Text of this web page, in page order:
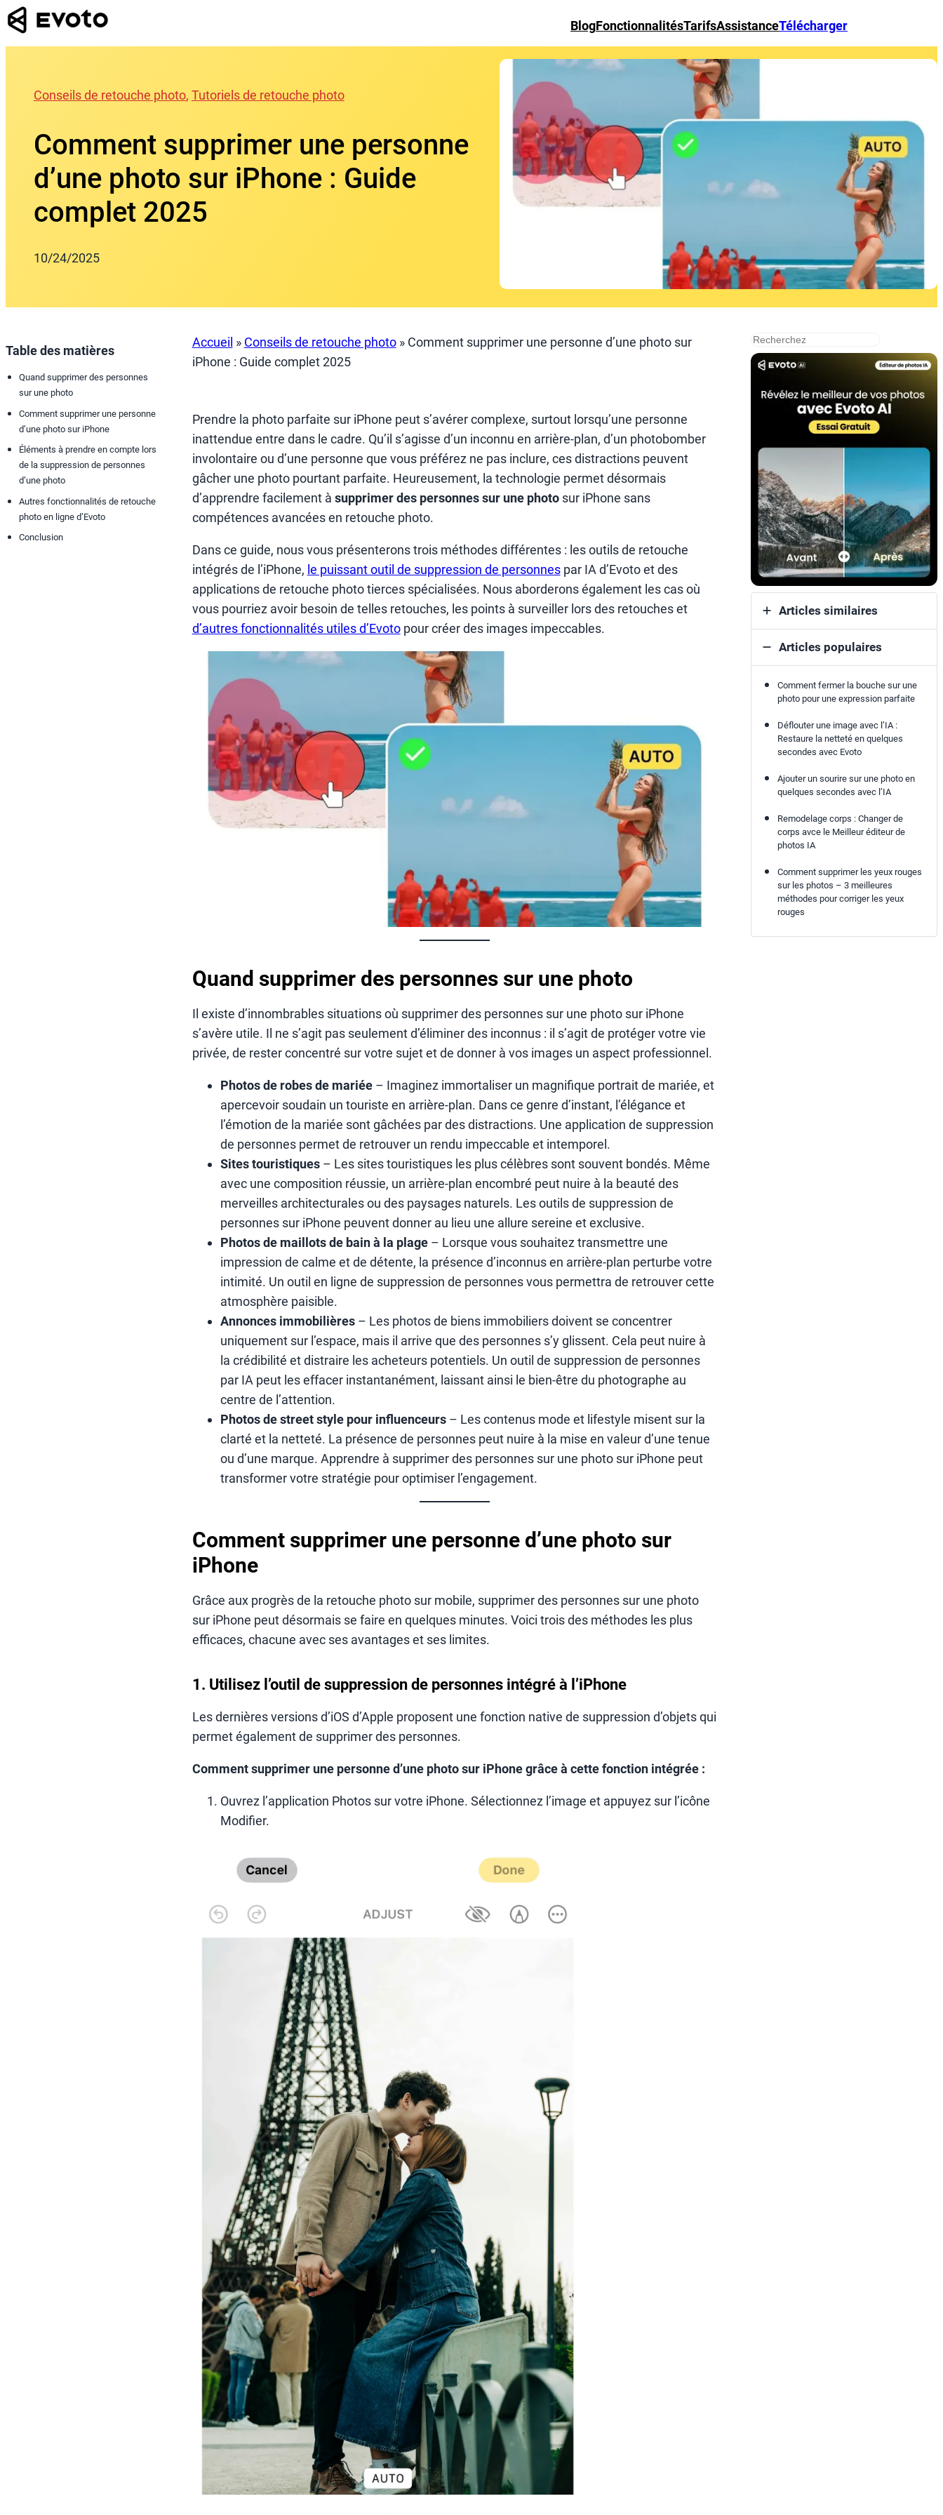
Skip
to
BlogFonctionnalitésTarifsAssistanceTélécharger
Conseils de retouche photo, Tutoriels de retouche photo
Comment supprimer une personne
d’une photo sur iPhone : Guide
complet 2025
10/24/2025
Table des matières
Quand supprimer des personnes
sur une photo
Comment supprimer une personne
d’une photo sur iPhone
Éléments à prendre en compte lors
de la suppression de personnes
d’une photo
Autres fonctionnalités de retouche
photo en ligne d’Evoto
Conclusion
Accueil » Conseils de retouche photo» Comment supprimer une personne d’une photo sur
iPhone : Guide complet 2025
Prendre la photo parfaite sur iPhone peut s’avérer complexe, surtout lorsqu’une personne
inattendue entre dans le cadre. Qu’il s’agisse d’un inconnu en arrière-plan, d’un photobomber
involontaire ou d’une personne que vous préférez ne pas inclure, ces distractions peuvent
gâcher une photo pourtant parfaite. Heureusement, la technologie permet désormais
d’apprendre facilement à supprimer des personnes sur une photosur iPhone sans
compétences avancées en retouche photo.
Dans ce guide, nous vous présenterons trois méthodes différentes : les outils de retouche
intégrés de l’iPhone, le puissant outil de suppression de personnespar IA d’Evoto et des
applications de retouche photo tierces spécialisées. Nous aborderons également les cas où
vous pourriez avoir besoin de telles retouches, les points à surveiller lors des retouches et
d’autres fonctionnalités utiles d’Evotopour créer des images impeccables.
Quand supprimer des personnes sur une photo
Il existe d’innombrables situations où supprimer des personnes sur une photo sur iPhone
s’avère utile. Il ne s’agit pas seulement d’éliminer des inconnus : il s’agit de protéger votre vie
privée, de rester concentré sur votre sujet et de donner à vos images un aspect professionnel.
Photos de robes de mariée – Imaginez immortaliser un magnifique portrait de mariée, et
apercevoir soudain un touriste en arrière-plan. Dans ce genre d’instant, l’élégance et
l’émotion de la mariée sont gâchées par des distractions. Une application de suppression
de personnes permet de retrouver un rendu impeccable et intemporel.
Sites touristiques– Les sites touristiques les plus célèbres sont souvent bondés. Même
avec une composition réussie, un arrière-plan encombré peut nuire à la beauté des
merveilles architecturales ou des paysages naturels. Les outils de suppression de
personnes sur iPhone peuvent donner au lieu une allure sereine et exclusive.
Photos de maillots de bain à la plage– Lorsque vous souhaitez transmettre une
impression de calme et de détente, la présence d’inconnus en arrière-plan perturbe votre
intimité. Un outil en ligne de suppression de personnes vous permettra de retrouver cette
atmosphère paisible.
Annonces immobilières – Les photos de biens immobiliers doivent se concentrer
uniquement sur l’espace, mais il arrive que des personnes s’y glissent. Cela peut nuire à
la crédibilité et distraire les acheteurs potentiels. Un outil de suppression de personnes
par IA peut les effacer instantanément, laissant ainsi le bien-être du photographe au
centre de l’attention.
Photos de street style pour influenceurs– Les contenus mode et lifestyle misent sur la
clarté et la netteté. La présence de personnes peut nuire à la mise en valeur d’une tenue
ou d’une marque. Apprendre à supprimer des personnes sur une photo sur iPhone peut
transformer votre stratégie pour optimiser l’engagement.
Comment supprimer une personne d’une photo sur
iPhone
Grâce aux progrès de la retouche photo sur mobile, supprimer des personnes sur une photo
sur iPhone peut désormais se faire en quelques minutes. Voici trois des méthodes les plus
efficaces, chacune avec ses avantages et ses limites.
1. Utilisez l’outil de suppression de personnes intégré à l’iPhone
Les dernières versions d’iOS d’Apple proposent une fonction native de suppression d’objets qui
permet également de supprimer des personnes.
Comment supprimer une personne d’une photo sur iPhone grâce à cette fonction intégrée :
Ouvrez l’application Photos sur votre iPhone. Sélectionnez l’image et appuyez sur l’icône
Modifier.
搜
索
Articles similaires
Articles populaires
Comment fermer la bouche sur une
photo pour une expression parfaite
Déflouter une image avec l’IA :
Restaure la netteté en quelques
secondes avec Evoto
Ajouter un sourire sur une photo en
quelques secondes avec l’IA
Remodelage corps : Changer de
corps avce le Meilleur éditeur de
photos IA
Comment supprimer les yeux rouges
sur les photos – 3 meilleures
méthodes pour corriger les yeux
rouges